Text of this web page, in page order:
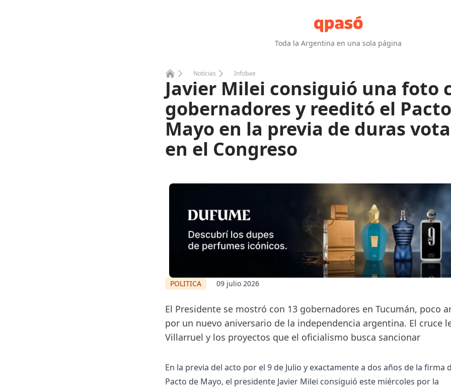
Toda la Argentina en una sola página
Home
Noticias Infobae
Javier Milei consiguió una foto
gobernadores y reeditó el
Mayo en la previa de duras
en el Congreso
POLITICA 09 julio 2026
El Presidente se mostró con 13 gobernadores en Tucumán, poco
por un nuevo aniversario de la independencia argentina. El cruce
Villarruel y los proyectos que el oficialismo busca sancionar
En la previa del acto por el 9 de Julio y exactamente a dos años de la firma
Pacto de Mayo, el presidente Javier Milei consiguió este miércoles por la